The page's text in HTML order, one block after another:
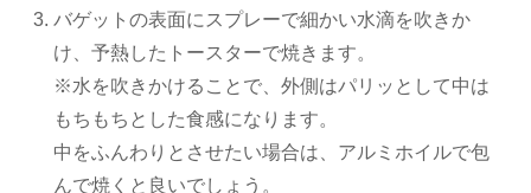
バゲットの表面にスプレーで細かい水滴を吹きか
け、予熱したトースターで焼きます。
※水を吹きかけることで、外側はパリッとして中は
もちもちとした食感になります。
中をふんわりとさせたい場合は、アルミホイルで包
んで焼くと良いでしょう。